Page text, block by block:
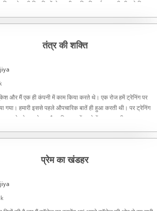
कोच की खिड़कियों से अपनी उपस्थिति दर्ज करा रही थी। केबिन का
तंत्र की शक्ति
और मैं एक ही कंपनी में काम किया करते थे। एक रोज हमें ट्रेनिंग पर
गया। हमारी इससे पहले औपचारिक बातें ही हुआ करती थी। पर ट्रेनिंग
एक दूसरे को जानने का मौका मिला। हमें कमरे में एक साथ ही रूकना था।
प्रेम का खंडहर